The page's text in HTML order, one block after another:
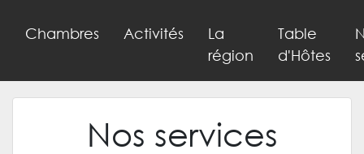
Chambres Activités
La
région
Table
d'Hôtes
Nos services